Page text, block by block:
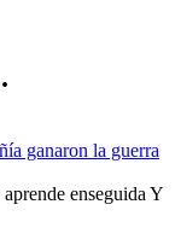
ganaron la guerra
enseguida Y